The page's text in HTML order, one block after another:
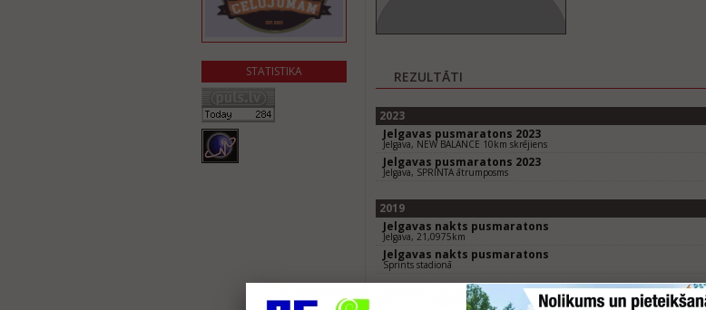
STATISTIKA REZULTĀTI
2023
Jelgavas pusmaratons 2023
Jelgava, NEW BALANCE 10km skrējiens
Jelgavas pusmaratons 2023
Jelgava, SPRINTA ātrumposms
2019
Jelgavas nakts pusmaratons
Jelgava, 21,0975km
Jelgavas nakts pusmaratons
Sprints stadionā